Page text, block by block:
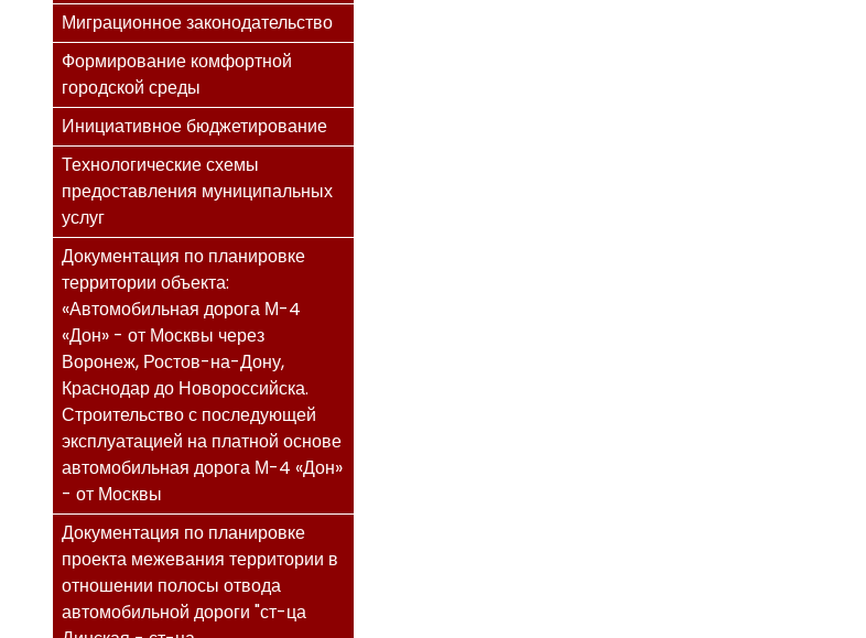
Миграционное законодательство
Формирование комфортной
городской среды
Инициативное бюджетирование
Технологические схемы
предоставления муниципальных
услуг
Документация по планировке
территории объекта:
«Автомобильная дорога М-4
«Дон» - от Москвы через
Воронеж, Ростов-на-Дону,
Краснодар до Новороссийска.
Строительство с последующей
эксплуатацией на платной основе
автомобильная дорога М-4 «Дон»
- от Москвы
Документация по планировке
проекта межевания территории в
отношении полосы отвода
автомобильной дороги "ст-ца